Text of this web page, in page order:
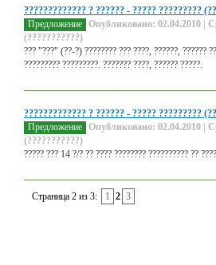
????????????? ? ?????? - ????? ?????????
Предложение Опубликовано: 02.04.2010 |
(???????????)
??? "???" (??-?) ???????? ??? ????, ??????, ??????
????????? ?????????. ??????? ????, ?????? ?????.
????????????? ? ?????? - ????? ?????????
Предложение Опубликовано: 02.04.2010 |
(???????????)
????? ??? 14 ?/? ?? ???? ???????? ??????????
Страница 2 из 3: 1 2 3